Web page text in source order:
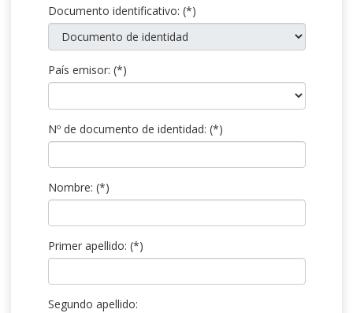
Documento identificativo: (*)
País emisor: (*)
Nº de documento de identidad: (*)
Nombre: (*)
Primer apellido: (*)
Segundo apellido: